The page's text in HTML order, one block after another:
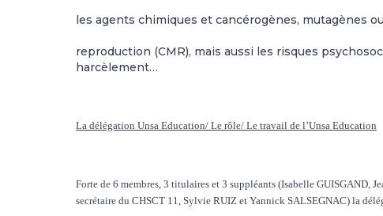
les agents chimiques et cancérogènes, mutagènes
reproduction (CMR), mais aussi les risques
harcèlement…
La délégation Unsa Education/ Le rôle/ Le travail de l’Unsa Education
Forte de 6 membres, 3 titulaires et 3 suppléants (Isabelle GUISGAND,
secrétaire du CHSCT 11, Sylvie RUIZ et Yannick SALSEGNAC) la